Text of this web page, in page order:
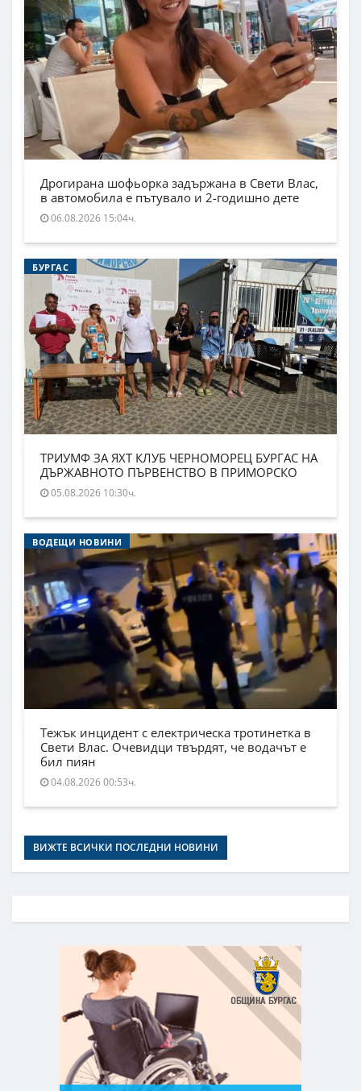
Дрогирана шофьорка задържана в Свети Влас,
в автомобила е пътувало и 2-годишно дете
06.08.2026 15:04ч.
БУРГАС
ТРИУМФ ЗА ЯХТ КЛУБ ЧЕРНОМОРЕЦ БУРГАС НА
ДЪРЖАВНОТО ПЪРВЕНСТВО В ПРИМОРСКО
05.08.2026 10:30ч.
ВОДЕЩИ НОВИНИ
Тежък инцидент с електрическа тротинетка в
Свети Влас. Очевидци твърдят, че водачът е
бил пиян
04.08.2026 00:53ч.
ВИЖТЕ ВСИЧКИ ПОСЛЕДНИ НОВИНИ